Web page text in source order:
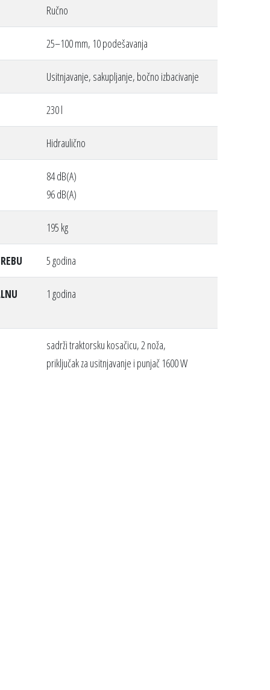
Ručno
25–100 mm, 10 podešavanja
Usitnjavanje, sakupljanje, bočno izbacivanje
230 l
Hidraulično
84 dB(A)
96 dB(A)
195 kg
5 godina
1 godina
sadrži traktorsku kosačicu, 2 noža,
priključak za usitnjavanje i punjač 1600 W